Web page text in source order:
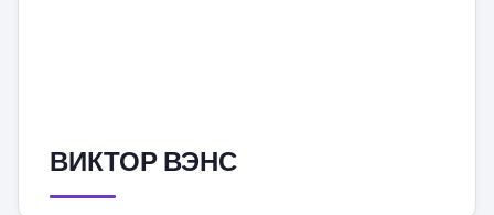
ВИКТОР ВЭНС